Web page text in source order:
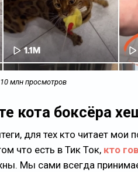
млн просмотров
кота боксёра
для тех кто читает мои
что есть в Тик Ток, кто
Мы сами всегда